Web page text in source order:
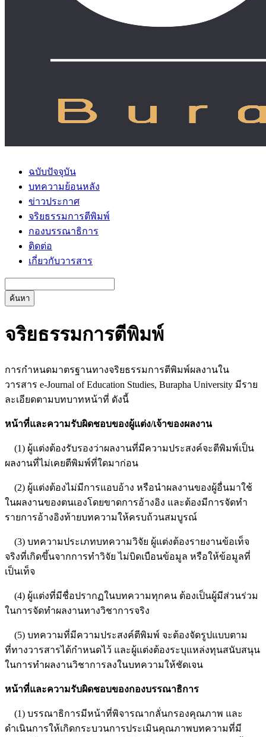
ฉบับปัจจุบัน
บทความย้อนหลัง
ข่าวประกาศ
จริยธรรมการตีพิมพ์
กองบรรณาธิการ
ติดต่อ
เกี่ยวกับวารสาร
ค้นหา
จริยธรรมการตีพิมพ์
การกำหนดมาตรฐานทางจริยธรรมการตีพิมพ์ผลงานใน
วารสาร e-Journal of Education Studies, Burapha University มีราย
ละเอียดตามบทบาทหน้าที่ ดังนี้
หน้าที่และความรับผิดชอบของผู้แต่ง/เจ้าของผลงาน
(1) ผู้แต่งต้องรับรองว่าผลงานที่มีความประสงค์จะตีพิมพ์เป็น
ผลงานที่ไม่เคยตีพิมพ์ที่ใดมาก่อน
(2) ผู้แต่งต้องไม่มีการแอบอ้าง หรือนำผลงานของผู้อื่นมาใช้
ในผลงานของตนเองโดยขาดการอ้างอิง และต้องมีการจัดทำ
รายการอ้างอิงท้ายบทความให้ครบถ้วนสมบูรณ์
(3) บทความประเภทบทความวิจัย ผู้แต่งต้องรายงานข้อเท็จ
จริงที่เกิดขึ้นจากการทำวิจัย ไม่บิดเบือนข้อมูล หรือให้ข้อมูลที่
เป็นเท็จ
(4) ผู้แต่งที่มีชื่อปรากฏในบทความทุกคน ต้องเป็นผู้มีส่วนร่วม
ในการจัดทำผลงานทางวิชาการจริง
(5) บทความที่มีความประสงค์ตีพิมพ์ จะต้องจัดรูปแบบตาม
ที่ทางวารสารได้กำหนดไว้ และผู้แต่งต้องระบุแหล่งทุนสนับสนุน
ในการทำผลงานวิชาการลงในบทความให้ชัดเจน
หน้าที่และความรับผิดชอบของกองบรรณาธิการ
(1) บรรณาธิการมีหน้าที่พิจารณากลั่นกรองคุณภาพ และ
ดำเนินการให้เกิดกระบวนการประเมินคุณภาพบทความที่มี